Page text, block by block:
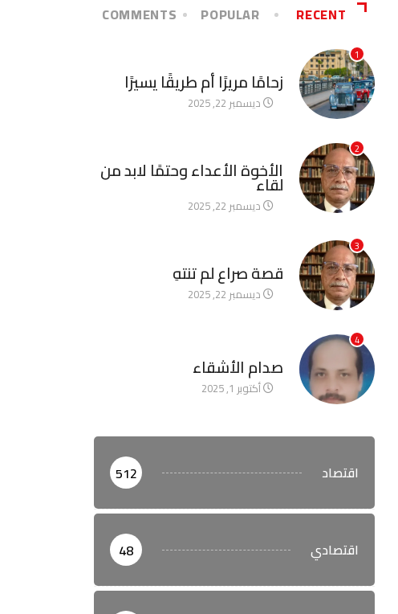
RECENT
POPULAR
COMMENTS
1
زحامًا مريرًا أم طريقًا يسيرًا
ديسمبر 22, 2025
2
الأخوة الأعداء وحتمًا لابد من
لقاء
ديسمبر 22, 2025
3
قصة صراع لم تنتهِ
ديسمبر 22, 2025
4
صدام الأشقاء
أكتوبر 1, 2025
اقتصاد 512
اقتصادي 48